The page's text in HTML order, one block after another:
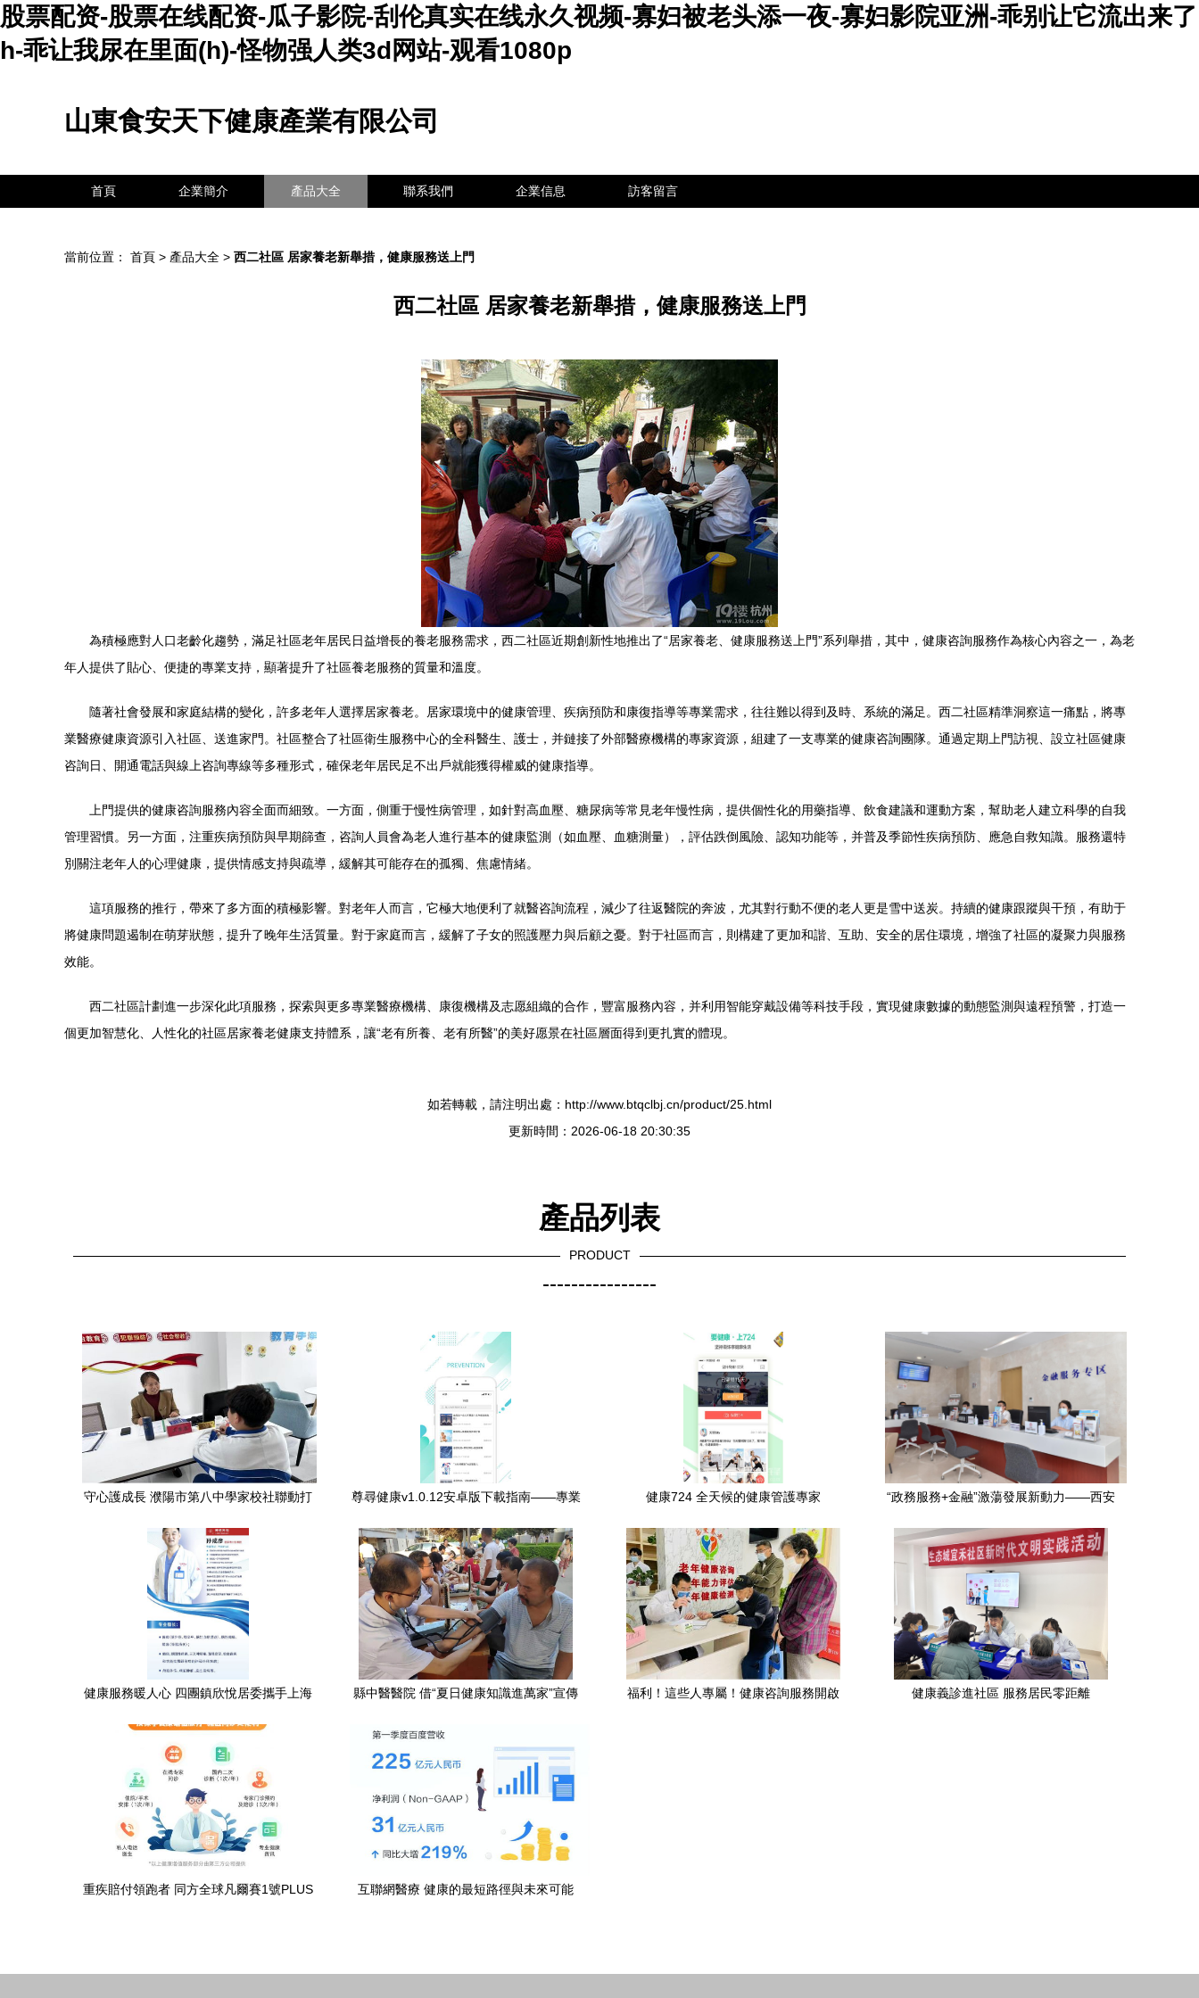
股票配资-股票在线配资-瓜子影院-刮伦真实在线永久视频-寡妇被老头添一夜-寡妇影院亚洲-乖别让它流出来了
h-乖让我尿在里面(h)-怪物强人类3d网站-观看1080p
山東食安天下健康產業有限公司
首頁 企業簡介 產品大全 聯系我們 企業信息 訪客留言
當前位置： 首頁 > 產品大全 > 西二社區 居家養老新舉措，健康服務送上門
西二社區 居家養老新舉措，健康服務送上門
為積極應對人口老齡化趨勢，滿足社區老年居民日益增長的養老服務需求，西二社區近期創新性地推出了“居家養老、健康服務送上門”系列舉措，其中，健康咨詢服務作為核心內容之一，為老
年人提供了貼心、便捷的專業支持，顯著提升了社區養老服務的質量和溫度。
隨著社會發展和家庭結構的變化，許多老年人選擇居家養老。居家環境中的健康管理、疾病預防和康復指導等專業需求，往往難以得到及時、系統的滿足。西二社區精準洞察這一痛點，將專
業醫療健康資源引入社區、送進家門。社區整合了社區衛生服務中心的全科醫生、護士，并鏈接了外部醫療機構的專家資源，組建了一支專業的健康咨詢團隊。通過定期上門訪視、設立社區健康
咨詢日、開通電話與線上咨詢專線等多種形式，確保老年居民足不出戶就能獲得權威的健康指導。
上門提供的健康咨詢服務內容全面而細致。一方面，側重于慢性病管理，如針對高血壓、糖尿病等常見老年慢性病，提供個性化的用藥指導、飲食建議和運動方案，幫助老人建立科學的自我
管理習慣。另一方面，注重疾病預防與早期篩查，咨詢人員會為老人進行基本的健康監測（如血壓、血糖測量），評估跌倒風險、認知功能等，并普及季節性疾病預防、應急自救知識。服務還特
別關注老年人的心理健康，提供情感支持與疏導，緩解其可能存在的孤獨、焦慮情緒。
這項服務的推行，帶來了多方面的積極影響。對老年人而言，它極大地便利了就醫咨詢流程，減少了往返醫院的奔波，尤其對行動不便的老人更是雪中送炭。持續的健康跟蹤與干預，有助于
將健康問題遏制在萌芽狀態，提升了晚年生活質量。對于家庭而言，緩解了子女的照護壓力與后顧之憂。對于社區而言，則構建了更加和諧、互助、安全的居住環境，增強了社區的凝聚力與服務
效能。
西二社區計劃進一步深化此項服務，探索與更多專業醫療機構、康復機構及志愿組織的合作，豐富服務內容，并利用智能穿戴設備等科技手段，實現健康數據的動態監測與遠程預警，打造一
個更加智慧化、人性化的社區居家養老健康支持體系，讓“老有所養、老有所醫”的美好愿景在社區層面得到更扎實的體現。
如若轉載，請注明出處：http://www.btqclbj.cn/product/25.html
更新時間：2026-06-18 20:30:35
產品列表
PRODUCT
----------------
守心護成長 濮陽市第八中學家校社聯動打
尊尋健康v1.0.12安卓版下載指南——專業
健康724 全天候的健康管護專家
“政務服務+金融”激蕩發展新動力——西安
咨詢服務同步上線
健康服務暖人心 四團鎮欣悅居委攜手上海
縣中醫醫院 借“夏日健康知識進萬家”宣傳
福利！這些人專屬！健康咨詢服務開啟 健康義診進社區 服務居民零距離
重疾賠付領跑者 同方全球凡爾賽1號PLUS
互聯網醫療 健康的最短路徑與未來可能